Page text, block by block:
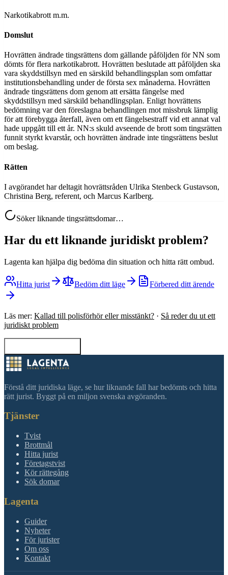
Narkotikabrott m.m.
Domslut
Hovrätten ändrade tingsrättens dom gällande påföljden för NN som
dömts för flera narkotikabrott. Hovrätten beslutade att påföljden ska
vara skyddstillsyn med en särskild behandlingsplan som omfattar
institutionsbehandling under de första sex månaderna. Hovrätten
ändrade tingsrättens dom genom att ersätta fängelse med
skyddstillsyn med särskild behandlingsplan. Enligt hovrättens
bedömning var den föreslagna behandlingen mot missbruk lämplig
för att förebygga återfall, även om ett fängelsestraff vid ett annat val
hade uppgått till ett år. NN:s skuld avseende de brott som tingsrätten
funnit styrkt kvarstår, och hovrätten ändrade inte tingsrättens beslut
om beslag.
Rätten
I avgörandet har deltagit hovrättsråden Ulrika Stenbeck Gustavson,
Christina Berg, referent, och Marcus Karlberg.
Söker liknande tingsrättsdomar…
Har du ett liknande juridiskt problem?
Lagenta kan hjälpa dig bedöma din situation och hitta rätt ombud.
Hitta jurist Bedöm ditt läge Förbered ditt ärende
Läs mer: Kallad till polisförhör eller misstänkt? · Så reder du ut ett
juridiskt problem
Förstå ditt juridiska läge, se hur liknande fall har bedömts och hitta
rätt jurist. Byggt på en miljon svenska avgöranden.
Tjänster
Tvist
Brottmål
Hitta jurist
Företagstvist
Kör rättegång
Sök domar
Lagenta
Guider
Nyheter
För jurister
Om oss
Kontakt